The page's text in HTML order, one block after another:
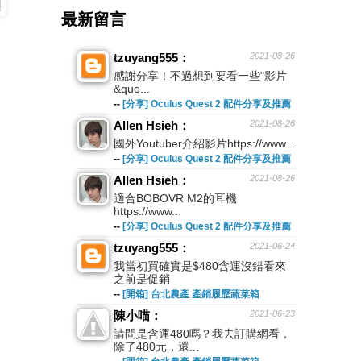
最新留言
2021-08-26
tzuyang555：
感謝分享！不過想到要看一些"影片
&quo...
-- [分享] Oculus Quest 2 配件分享及推薦
2021-08-26
Allen Hsieh：
國外Youtuber介紹影片https://www...
-- [分享] Oculus Quest 2 配件分享及推薦
2021-08-26
Allen Hsieh：
適合BOBOVR M2的耳機
https://www...
-- [分享] Oculus Quest 2 配件分享及推薦
2021-06-24
tzuyang555：
我當初買確實是$480含運沒錯看來
之前是促銷
-- [開箱] 台北農產 產銷履歷蔬菜箱
2021-06-23
陳小喵：
請問是含運480嗎？我去訂購網看，
除了480元，還...